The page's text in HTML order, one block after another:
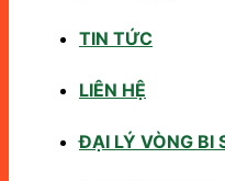
TIN TỨC
LIÊN HỆ
ĐẠI LÝ VÒNG BI